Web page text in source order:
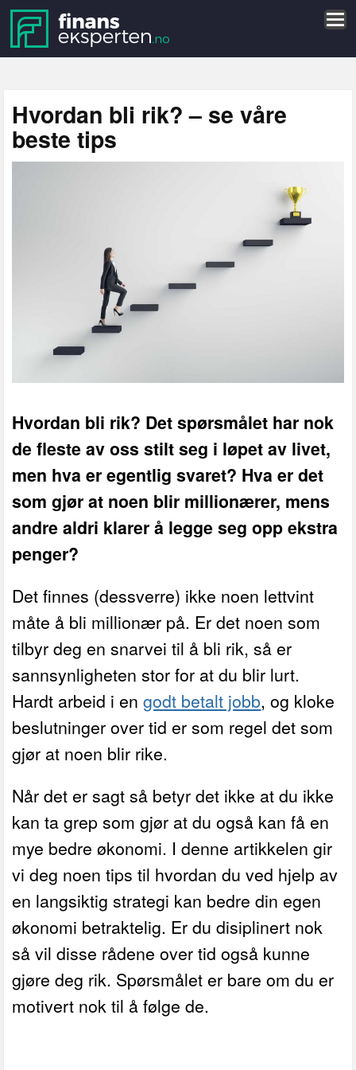
Hvordan bli rik? – se våre
beste tips
Hvordan bli rik? Det spørsmålet har nok
de fleste av oss stilt seg i løpet av livet,
men hva er egentlig svaret? Hva er det
som gjør at noen blir millionærer, mens
andre aldri klarer å legge seg opp ekstra
penger?
Det finnes (dessverre) ikke noen lettvint
måte å bli millionær på. Er det noen som
tilbyr deg en snarvei til å bli rik, så er
sannsynligheten stor for at du blir lurt.
Hardt arbeid i engodt betalt jobb, og kloke
beslutninger over tid er som regel det som
gjør at noen blir rike.
Når det er sagt så betyr det ikke at du ikke
kan ta grep som gjør at du også kan få en
mye bedre økonomi. I denne artikkelen gir
vi deg noen tips til hvordan du ved hjelp av
en langsiktig strategi kan bedre din egen
økonomi betraktelig. Er du disiplinert nok
så vil disse rådene over tid også kunne
gjøre deg rik. Spørsmålet er bare om du er
motivert nok til å følge de.